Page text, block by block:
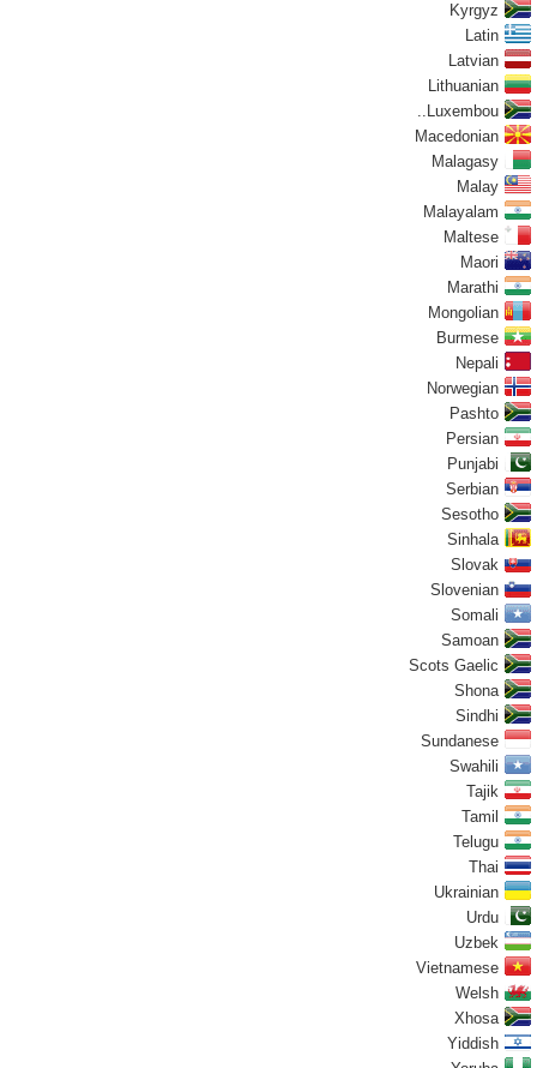
Kyrgyz
Latin
Latvian
Lithuanian
Luxembou..
Macedonian
Malagasy
Malay
Malayalam
Maltese
Maori
Marathi
Mongolian
Burmese
Nepali
Norwegian
Pashto
Persian
Punjabi
Serbian
Sesotho
Sinhala
Slovak
Slovenian
Somali
Samoan
Scots Gaelic
Shona
Sindhi
Sundanese
Swahili
Tajik
Tamil
Telugu
Thai
Ukrainian
Urdu
Uzbek
Vietnamese
Welsh
Xhosa
Yiddish